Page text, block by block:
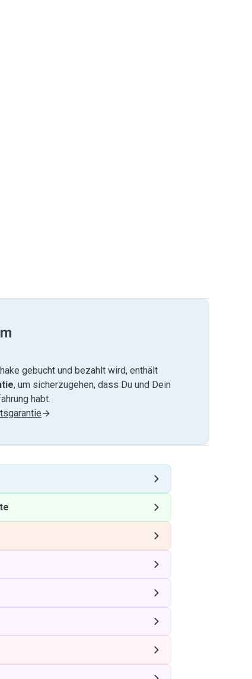
gebucht und bezahlt wird, enthält
, um sicherzugehen, dass Du und Dein
habt.